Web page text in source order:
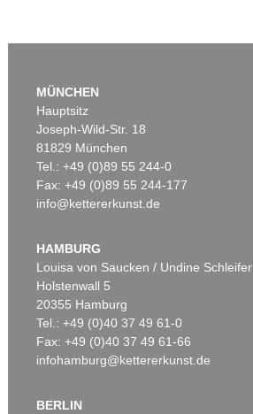
MÜNCHEN
Hauptsitz
Joseph-Wild-Str. 18
81829 München
Tel.: +49 (0)89 55 244-0
Fax: +49 (0)89 55 244-177
info@kettererkunst.de
HAMBURG
Louisa von Saucken / Undine Schleifer
Holstenwall 5
20355 Hamburg
Tel.: +49 (0)40 37 49 61-0
Fax: +49 (0)40 37 49 61-66
infohamburg@kettererkunst.de
BERLIN